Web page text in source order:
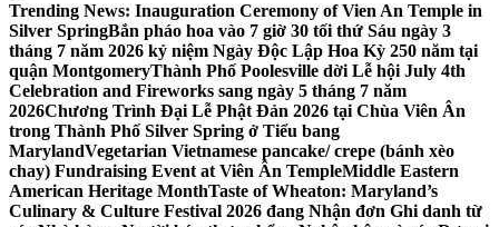
Trending News: Inauguration Ceremony of Vien An Temple in
Silver SpringBắn pháo hoa vào 7 giờ 30 tối thứ Sáu ngày 3
tháng 7 năm 2026 kỷ niệm Ngày Độc Lập Hoa Kỳ 250 năm tại
quận MontgomeryThành Phố Poolesville dời Lễ hội July 4th
Celebration and Fireworks sang ngày 5 tháng 7 năm
2026Chương Trình Đại Lễ Phật Đản 2026 tại Chùa Viên Ân
trong Thành Phố Silver Spring ở Tiểu bang
MarylandVegetarian Vietnamese pancake/ crepe (bánh xèo
chay) Fundraising Event at Viên Ân TempleMiddle Eastern
American Heritage MonthTaste of Wheaton: Maryland’s
Culinary & Culture Festival 2026 đang Nhận đơn Ghi danh từ